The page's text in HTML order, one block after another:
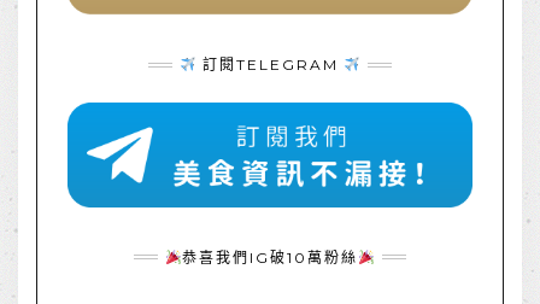
訂閱TELEGRAM
恭喜我們IG破10萬粉絲